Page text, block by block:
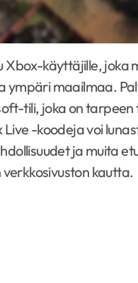
maailmaa.
tili, joka on tarpeen
-koodeja voi
ja muita
kautta.